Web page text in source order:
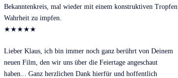
Bekanntenkreis, mal wieder mit einem konstruktiven Tropfen
Wahrheit zu impfen.
★★★★★
Lieber Klaus, ich bin immer noch ganz berührt von Deinem
neuen Film, den wir uns über die Feiertage angeschaut
haben... Ganz herzlichen Dank hierfür und hoffentlich